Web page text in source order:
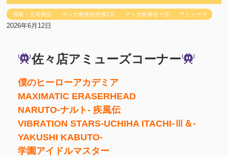
買取・入荷商品 マンガ倉庫佐世保2店 マンガ倉庫佐々店 アミューズ
2026年6月12日
佐々店アミューズコーナー
僕のヒーローアカデミア
MAXIMATIC ERASERHEAD
NARUTO-ナルト- 疾風伝
VIBRATION STARS-UCHIHA ITACHI-Ⅲ＆-
YAKUSHI KABUTO-
学園アイドルマスター